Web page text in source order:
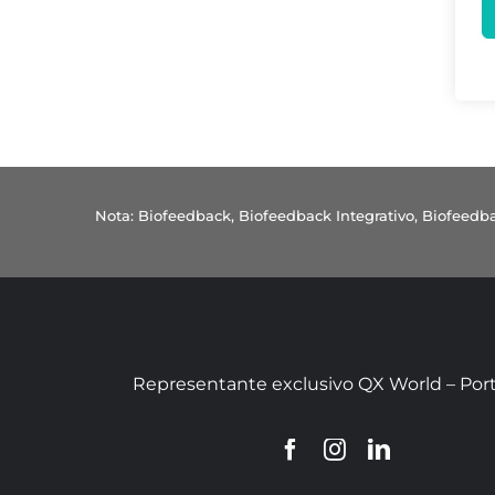
Nota: Biofeedback, Biofeedback Integrativo,
Representante exclusivo QX World –